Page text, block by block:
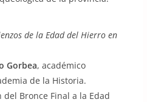
de la Edad del Hierro en
Gorbea, académico
de la Historia.
Bronce Final a la Edad